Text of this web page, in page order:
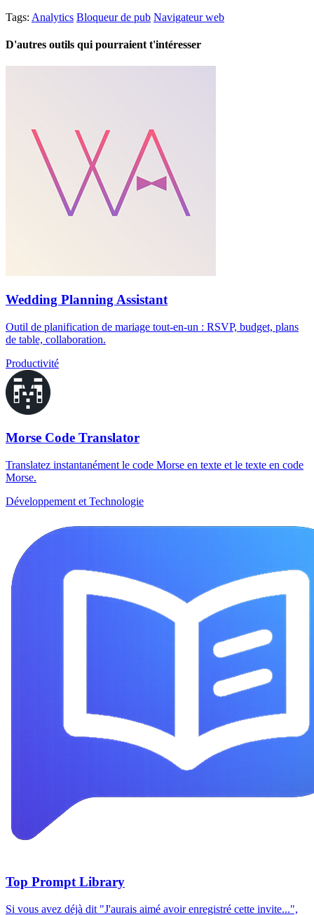
Tags: Analytics Bloqueur de pub Navigateur web
D'autres outils qui pourraient t'intéresser
Wedding Planning Assistant
Outil de planification de mariage tout-en-un : RSVP, budget, plans
de table, collaboration.
Productivité
Morse Code Translator
Translatez instantanément le code Morse en texte et le texte en code
Morse.
Développement et Technologie
Top Prompt Library
Si vous avez déjà dit "J'aurais aimé avoir enregistré cette invite...",